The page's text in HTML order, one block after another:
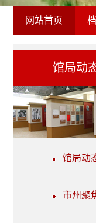
网站首页
馆局动
馆局动
市州聚